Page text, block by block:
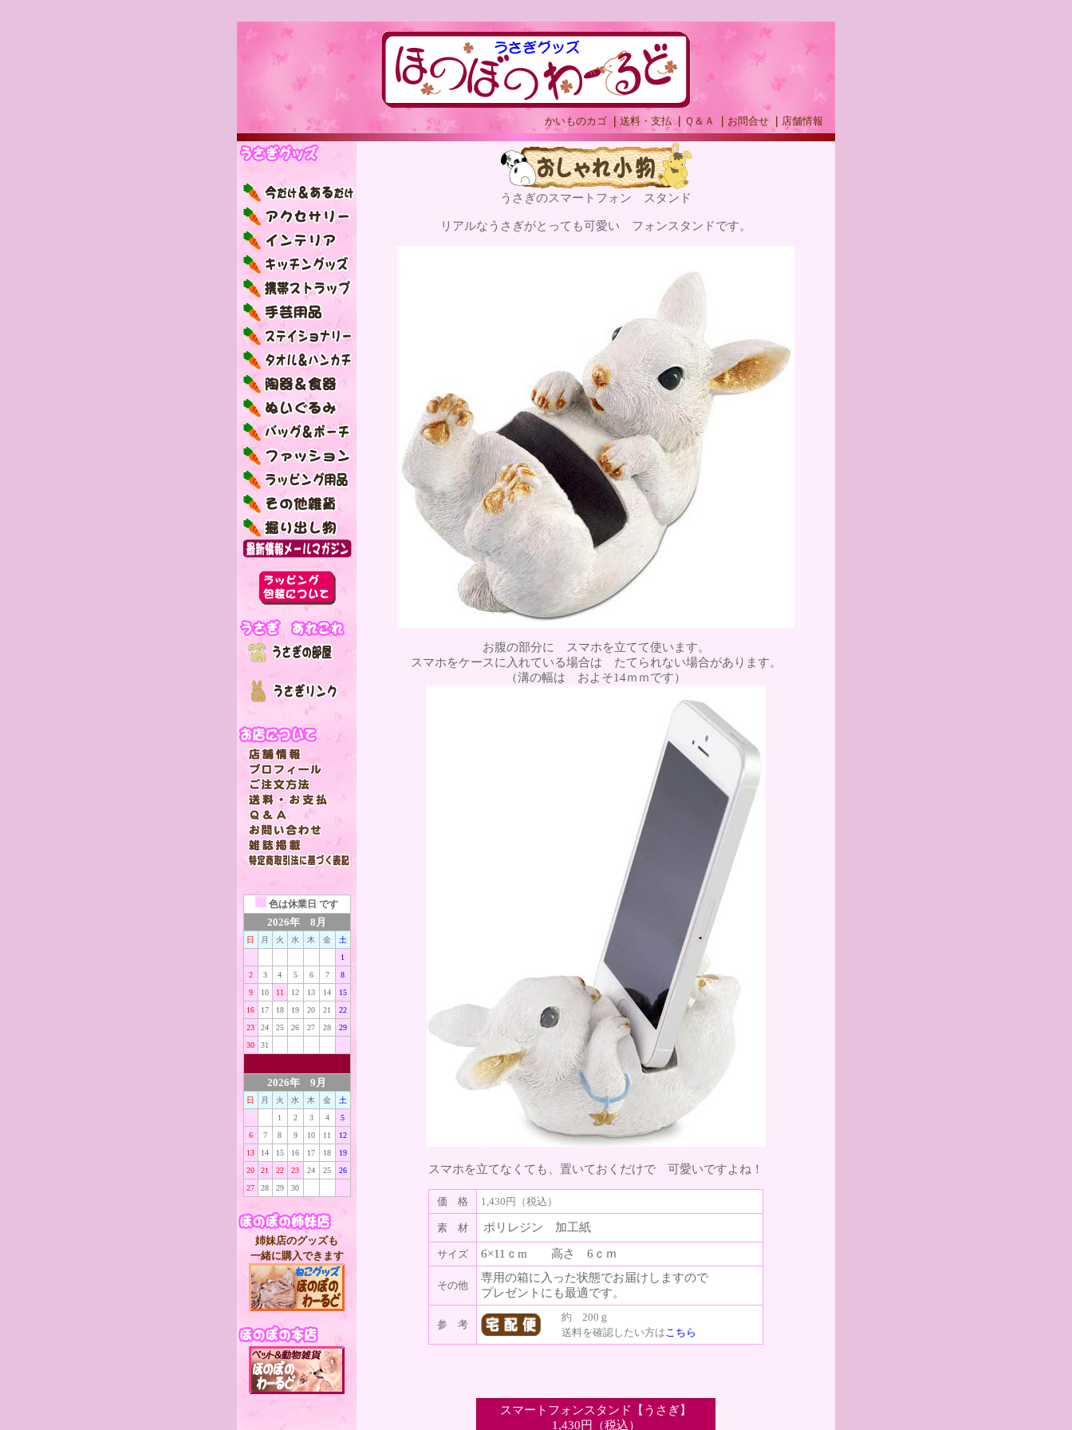
かいものカゴ 送料・支払 ｜ Ｑ＆Ａ お問合せ 店舗情報
色は休業日 です
2026年 8月
日 月 火 水 木 金
土
1
2
3 4 5 6 7
8
9
10 11 12 13 14
15
16
17 18 19 20 21
22
23
24 25 26 27 28
29
30
31
2026年 9月
日 月 火 水 木 金
土
1
2 3 4
5
6
7 8 9 10 11
12
13
14 15 16 17 18
19
20
21 22 23 24 25
26
27
28 29 30
姉妹店のグッズも
一緒に購入できます
うさぎのスマートフォン スタンド
リアルなうさぎがとっても可愛い フォンスタンドです。
お腹の部分に スマホを立てて使います。
スマホをケースに入れている場合は たてられない場合があります。
（溝の幅は およそ14ｍｍです）
スマホを立てなくても、置いておくだけで 可愛いですよね！
価 格 1,430円（税込）
素 材 ポリレジン 加工紙
サイズ 6×11ｃm 高さ 6ｃｍ
その他
専用の箱に入った状態でお届けしますので
プレゼントにも最適です。
参 考
約 200ｇ
送料を確認したい方は こちら
スマートフォンスタンド【うさぎ】
1,430円（税込）